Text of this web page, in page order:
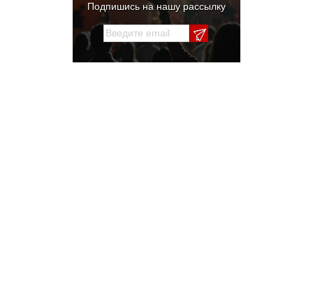
Подпишись на нашу рассылку